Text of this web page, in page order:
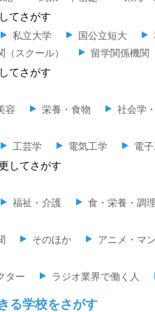
てさがす
私立大学 国公立短大
スクール）
留学関係機関
てさがす
容 栄養・食物 社会学
工芸学 電気工学 電
してさがす
福祉・介護 食・栄養・調
そのほか アニメ・マ
ター ラジオ業界で働く人
る学校をさがす